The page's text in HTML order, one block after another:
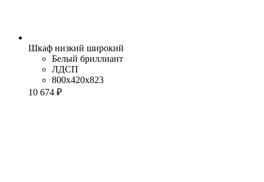
Шкаф низкий широкий
Белый бриллиант
ЛДСП
800x420x823
10 674 ₽